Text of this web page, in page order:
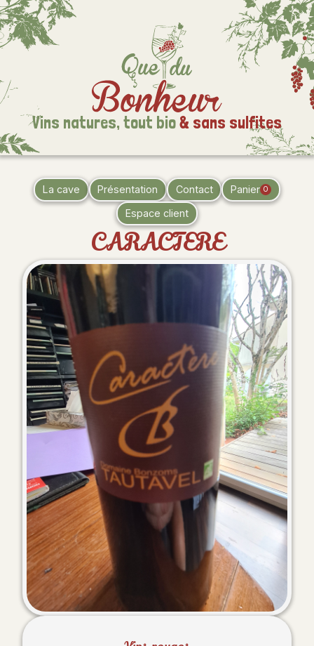
Vins natures, tout bio& sans sulfites
La cave Présentation Contact Panier 0
Espace client
CARACTERE